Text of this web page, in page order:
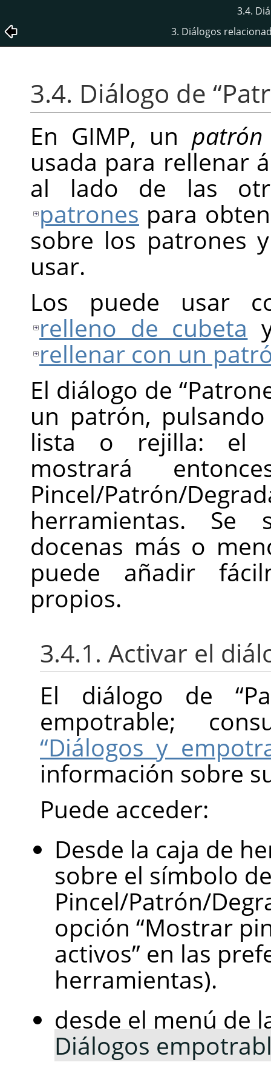
3.4.
3. Diálogos
3.4. Diálogo de “
En GIMP, un patrón
usada para rellenar
al lado de las
patrones para
sobre los patrones
usar.
Los puede usar
relleno de cubeta
rellenar con un
El diálogo de“
un patrón,
lista o rejilla: el
mostrará
Pincel/Patrón/
herramientas. Se
docenas más o
puede añadir
propios.
3.4.1. Activar el
El diálogo de “
empotrable;
“Diálogos y
información sobre
Puede acceder:
Desde la caja de
sobre el símbolo
Pincel/Patrón/
opción “Mostrar
activos” en las
herramientas).
desde el menú de
Diálogos